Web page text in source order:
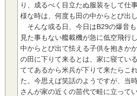
り、成るべく目立たぬ服装をして仕
様な時は、何度も田の中からとび出
そんな或る日、今日はB29の爆音
見た事もない艦載機が急に低空飛行
中からとび出て怯える子供を抱きか
の田に下りて来るとは、家に寝てい
ててあるから米兵が下りて来たらこ
た。今思えば笑話のようですが、当
さんが家の近くの苗代で畦に立って